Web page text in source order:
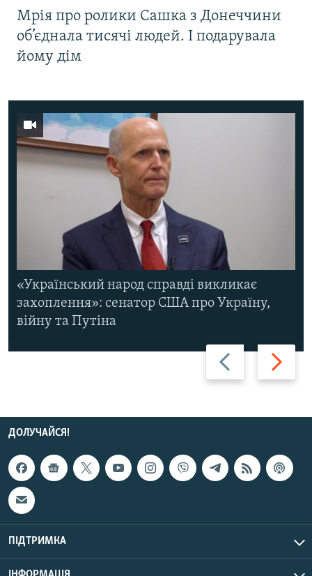
Мрія про ролики Сашка з Донеччини
об’єднала тисячі людей. І подарувала
йому дім
Назад Вперед
«Український народ справді викликає
захоплення»: сенатор США про Україну,
війну та Путіна
ДОЛУЧАЙСЯ!
ПІДТРИМКА